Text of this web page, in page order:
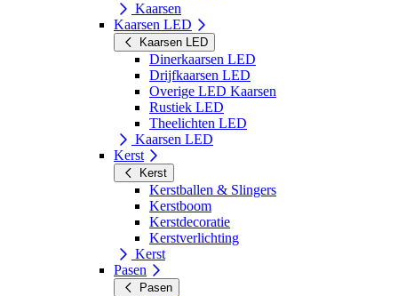
Kaarsen
Kaarsen LED
Kaarsen LED
Dinerkaarsen LED
Drijfkaarsen LED
Overige LED Kaarsen
Rustiek LED
Theelichten LED
Kaarsen LED
Kerst
Kerst
Kerstballen & Slingers
Kerstboom
Kerstdecoratie
Kerstverlichting
Kerst
Pasen
Pasen